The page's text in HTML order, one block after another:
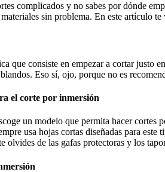
complicados y no sabes por dónde
sin problema. En este artículo
que consiste en empezar a cortar justo
Eso sí, ojo, porque no es
el corte por inmersión
un modelo que permita hacer cortes
usa hojas cortas diseñadas para
olvides de las gafas protectoras y los